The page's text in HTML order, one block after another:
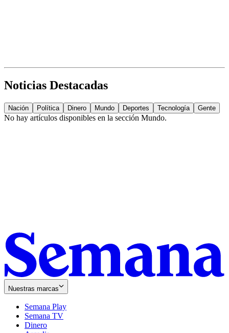
Noticias Destacadas
Nación Política Dinero Mundo Deportes Tecnología Gente
No hay artículos disponibles en la sección Mundo.
Nuestras marcas
Semana Play
Semana TV
Dinero